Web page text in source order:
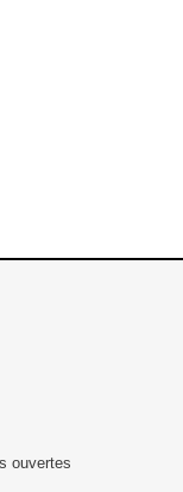
ouvertes